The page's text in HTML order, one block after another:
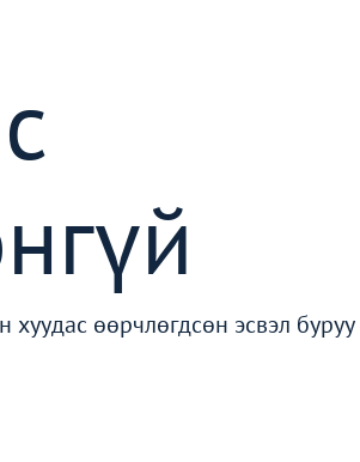
хуудас өөрчлөгдсөн эсвэл